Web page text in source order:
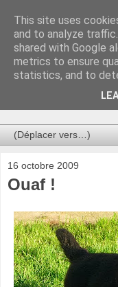
Au bistro
La connerie étant le
entrevoir une parcelle
de communication
16 octobre 2009
Ouaf !
This site uses
and to analyze
shared with Google
metrics to ensure
statistics, and to